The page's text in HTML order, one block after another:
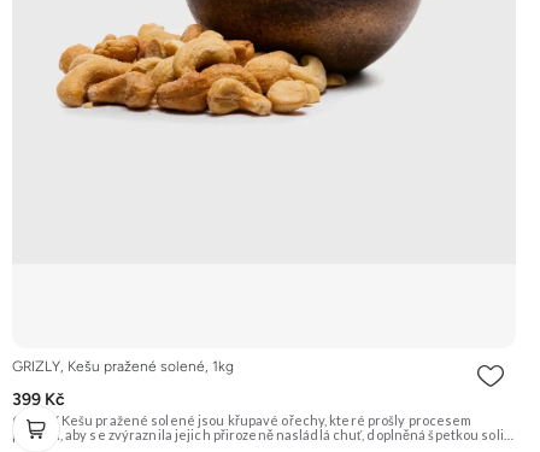
GRIZLY, Kešu pražené solené, 1kg
399 Kč
GRIZLY Kešu pražené solené jsou křupavé ořechy, které prošly procesem
pražení, aby se zvýraznila jejich přirozeně nasládlá chuť, doplněná špetkou soli.